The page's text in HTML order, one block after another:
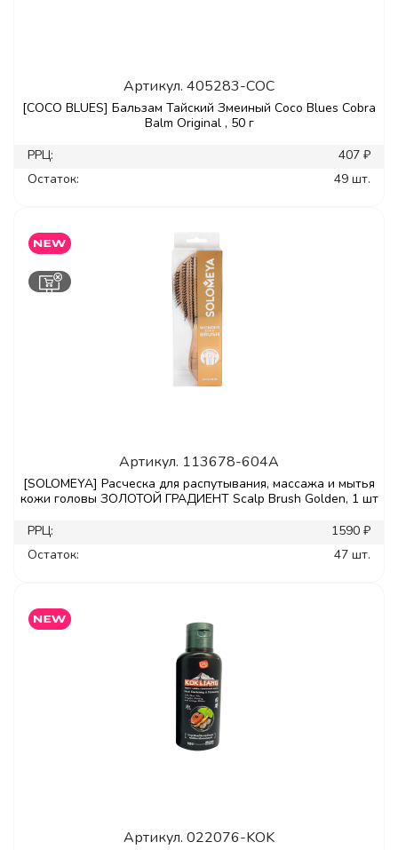
Артикул. 405283-COC
[COCO BLUES] Бальзам Тайский Змеиный Coco Blues Cobra
Balm Original , 50 г
РРЦ:
407 ₽
Остаток:
49 шт.
Артикул. 113678-604A
[SOLOMEYA] Расческа для распутывания, массажа и мытья
кожи головы ЗОЛОТОЙ ГРАДИЕНТ Scalp Brush Golden, 1 шт
РРЦ:
1590 ₽
Остаток:
47 шт.
Артикул. 022076-KOK